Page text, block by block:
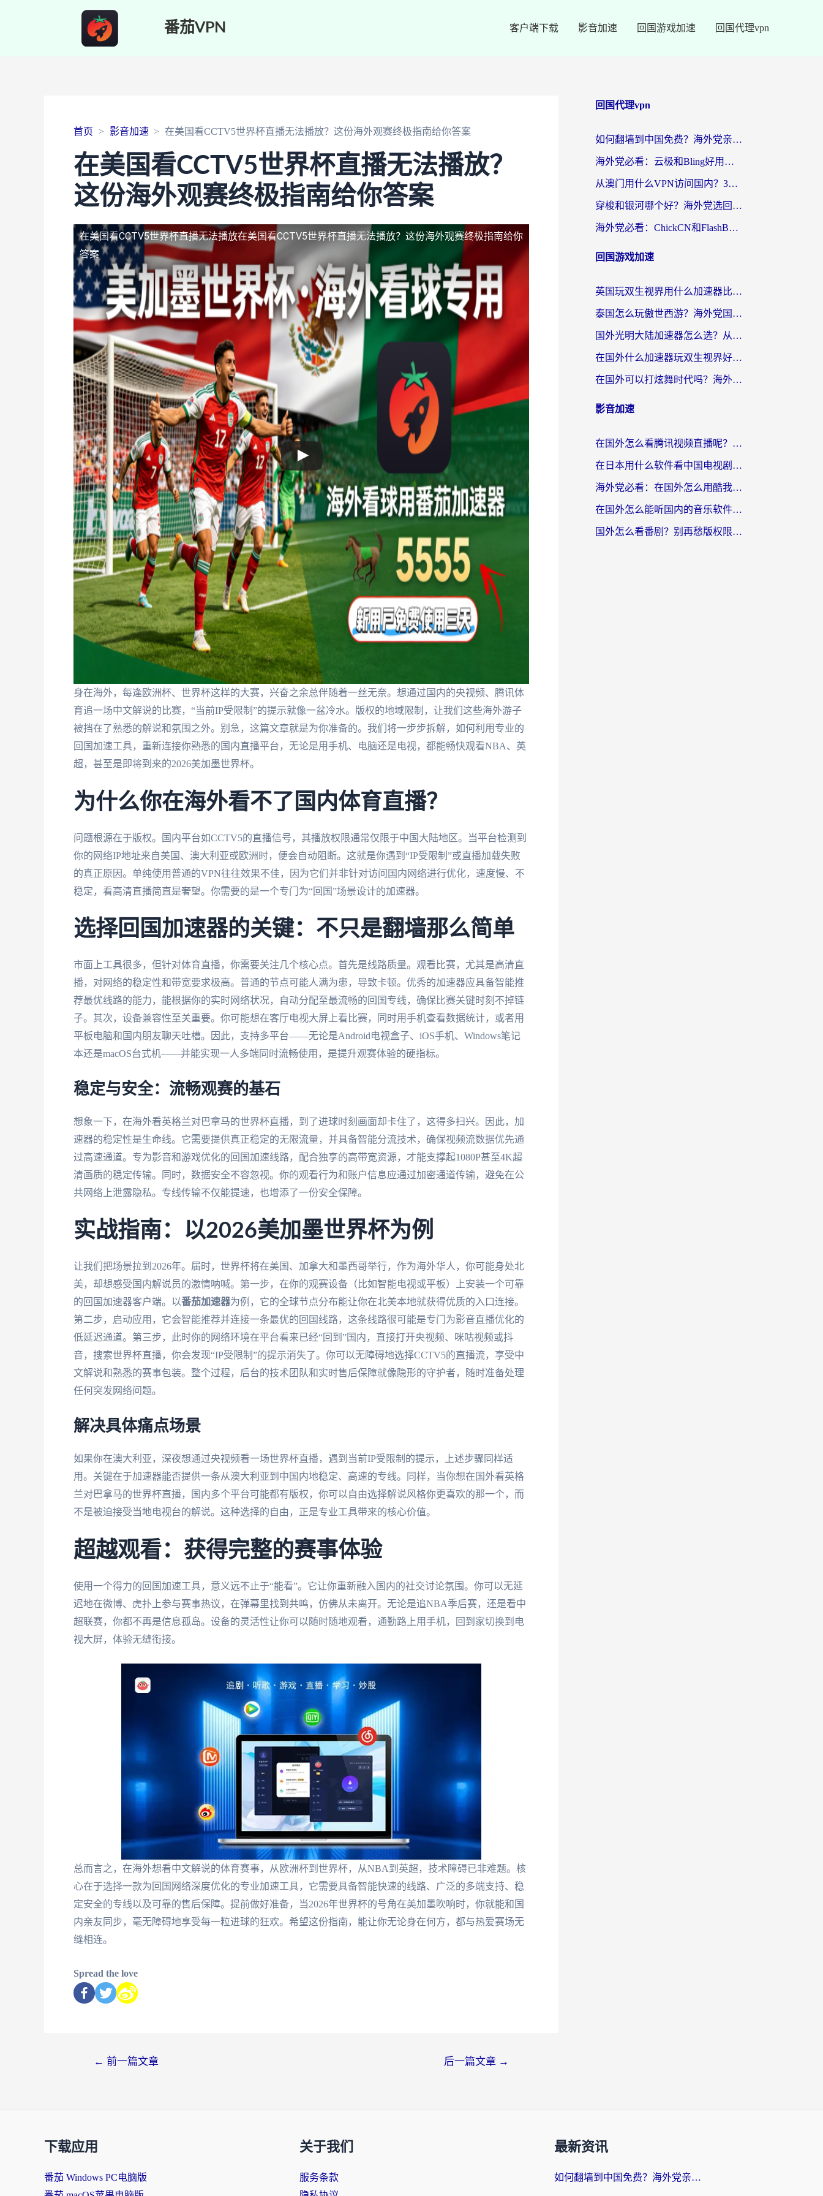
番茄VPN 客户端下载 影音加速 回国游戏加速 回国代理vpn
首页 影音加速 在美国看CCTV5世界杯直播无法播放？这份海外观赛终极指南给你答案
在美国看CCTV5世界杯直播无法播放？
这份海外观赛终极指南给你答案
在美国看CCTV5世界杯直播无法播放在美国看CCTV5世界杯直播无法播放？这份海外观赛终极指南给你
答案
身在海外，每逢欧洲杯、世界杯这样的大赛，兴奋之余总伴随着一丝无奈。想通过国内的央视频、腾讯体
育追一场中文解说的比赛，“当前IP受限制”的提示就像一盆冷水。版权的地域限制，让我们这些海外游子
被挡在了熟悉的解说和氛围之外。别急，这篇文章就是为你准备的。我们将一步步拆解，如何利用专业的
回国加速工具，重新连接你熟悉的国内直播平台，无论是用手机、电脑还是电视，都能畅快观看NBA、英
超，甚至是即将到来的2026美加墨世界杯。
为什么你在海外看不了国内体育直播？
问题根源在于版权。国内平台如CCTV5的直播信号，其播放权限通常仅限于中国大陆地区。当平台检测到
你的网络IP地址来自美国、澳大利亚或欧洲时，便会自动阻断。这就是你遇到“IP受限制”或直播加载失败
的真正原因。单纯使用普通的VPN往往效果不佳，因为它们并非针对访问国内网络进行优化，速度慢、不
稳定，看高清直播简直是奢望。你需要的是一个专门为“回国”场景设计的加速器。
选择回国加速器的关键：不只是翻墙那么简单
市面上工具很多，但针对体育直播，你需要关注几个核心点。首先是线路质量。观看比赛，尤其是高清直
播，对网络的稳定性和带宽要求极高。普通的节点可能人满为患，导致卡顿。优秀的加速器应具备智能推
荐最优线路的能力，能根据你的实时网络状况，自动分配至最流畅的回国专线，确保比赛关键时刻不掉链
子。其次，设备兼容性至关重要。你可能想在客厅电视大屏上看比赛，同时用手机查看数据统计，或者用
平板电脑和国内朋友聊天吐槽。因此，支持多平台——无论是Android电视盒子、iOS手机、Windows笔记
本还是macOS台式机——并能实现一人多端同时流畅使用，是提升观赛体验的硬指标。
稳定与安全：流畅观赛的基石
想象一下，在海外看英格兰对巴拿马的世界杯直播，到了进球时刻画面却卡住了，这得多扫兴。因此，加
速器的稳定性是生命线。它需要提供真正稳定的无限流量，并具备智能分流技术，确保视频流数据优先通
过高速通道。专为影音和游戏优化的回国加速线路，配合独享的高带宽资源，才能支撑起1080P甚至4K超
清画质的稳定传输。同时，数据安全不容忽视。你的观看行为和账户信息应通过加密通道传输，避免在公
共网络上泄露隐私。专线传输不仅能提速，也增添了一份安全保障。
实战指南：以2026美加墨世界杯为例
让我们把场景拉到2026年。届时，世界杯将在美国、加拿大和墨西哥举行，作为海外华人，你可能身处北
美，却想感受国内解说员的激情呐喊。第一步，在你的观赛设备（比如智能电视或平板）上安装一个可靠
的回国加速器客户端。以番茄加速器为例，它的全球节点分布能让你在北美本地就获得优质的入口连接。
第二步，启动应用，它会智能推荐并连接一条最优的回国线路，这条线路很可能是专门为影音直播优化的
低延迟通道。第三步，此时你的网络环境在平台看来已经“回到”国内，直接打开央视频、咪咕视频或抖
音，搜索世界杯直播，你会发现“IP受限制”的提示消失了。你可以无障碍地选择CCTV5的直播流，享受中
文解说和熟悉的赛事包装。整个过程，后台的技术团队和实时售后保障就像隐形的守护者，随时准备处理
任何突发网络问题。
解决具体痛点场景
如果你在澳大利亚，深夜想通过央视频看一场世界杯直播，遇到当前IP受限制的提示，上述步骤同样适
用。关键在于加速器能否提供一条从澳大利亚到中国内地稳定、高速的专线。同样，当你想在国外看英格
兰对巴拿马的世界杯直播，国内多个平台可能都有版权，你可以自由选择解说风格你更喜欢的那一个，而
不是被迫接受当地电视台的解说。这种选择的自由，正是专业工具带来的核心价值。
超越观看：获得完整的赛事体验
使用一个得力的回国加速工具，意义远不止于“能看”。它让你重新融入国内的社交讨论氛围。你可以无延
迟地在微博、虎扑上参与赛事热议，在弹幕里找到共鸣，仿佛从未离开。无论是追NBA季后赛，还是看中
超联赛，你都不再是信息孤岛。设备的灵活性让你可以随时随地观看，通勤路上用手机，回到家切换到电
视大屏，体验无缝衔接。
总而言之，在海外想看中文解说的体育赛事，从欧洲杯到世界杯，从NBA到英超，技术障碍已非难题。核
心在于选择一款为回国网络深度优化的专业加速工具，它需要具备智能快速的线路、广泛的多端支持、稳
定安全的专线以及可靠的售后保障。提前做好准备，当2026年世界杯的号角在美加墨吹响时，你就能和国
内亲友同步，毫无障碍地享受每一粒进球的狂欢。希望这份指南，能让你无论身在何方，都与热爱赛场无
缝相连。
Spread the love
← 前一篇文章 后一篇文章 →
回国代理vpn
如何翻墙到中国免费？海外党亲测：从踩坑到选对加速器的全攻略
海外党必看：云极和Bling好用吗？3分钟教你选对回国加速器
从澳门用什么VPN访问国内？3个实用标准帮你避开坑，无缝刷剧听歌
穿梭和银河哪个好？海外党选回国加速器的避坑指南，附番茄加速器实测体验
海外党必看：ChickCN和FlashBack好用吗？3招教你选对回国加速器（附云极、HomeCN、斧牛vs艾果对比）
回国游戏加速
英国玩双生视界用什么加速器比较好？海外党亲测有效的国服游戏加速方案
泰国怎么玩傲世西游？海外党国服游戏加速终极攻略（附光明大陆量子特攻实测）
国外光明大陆加速器怎么选？从卡顿到丝滑的终极指南（含德国玩走开外星人墨西哥玩俄罗斯方块技巧）
在国外什么加速器玩双生视界好用？海外党亲测不踩坑的终极指南
在国外可以打炫舞时代吗？海外玩家国服游戏加速全攻略（附实测推荐）
影音加速
在国外怎么看腾讯视频直播呢？留学生亲测有效的回国加速指南
在日本用什么软件看中国电视剧呢？留学生亲测有效的回国加速方案
海外党必看：在国外怎么用酷我音乐听音乐？告别“地区不支持”的实用指南
在国外怎么能听国内的音乐软件？别让版权限制断了你的“中文歌单”
国外怎么看番剧？别再愁版权限制！一个工具解决所有回国追剧难题
下载应用
番茄 Windows PC电脑版
关于我们
服务条款
最新资讯
如何翻墙到中国免费？海外党亲测：从踩坑到选对加速器的全攻略